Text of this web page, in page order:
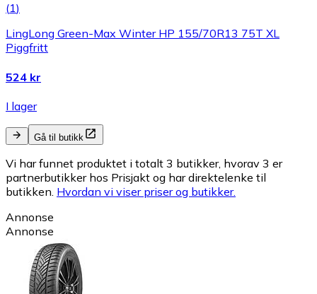
(1)
LingLong Green-Max Winter HP 155/70R13 75T XL
Piggfritt
524 kr
I lager
Gå til butikk
Vi har funnet produktet i totalt 3 butikker, hvorav 3 er
partnerbutikker hos Prisjakt og har direktelenke til
butikken. Hvordan vi viser priser og butikker.
Annonse
Annonse